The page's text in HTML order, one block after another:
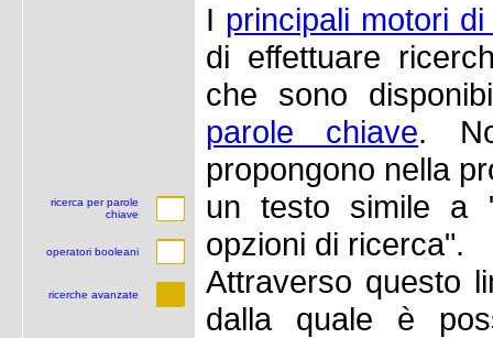
ricerca per parole
chiave
operatori booleani
ricerche avanzate
I principali motori
di effettuare
che sono
parole chiave.
propongono nella
un testo simile a
opzioni di ricerca".
Attraverso questo
dalla quale è